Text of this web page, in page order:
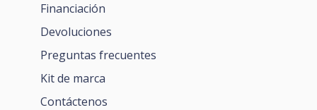
Financiación
Devoluciones
Preguntas frecuentes
Kit de marca
Contáctenos